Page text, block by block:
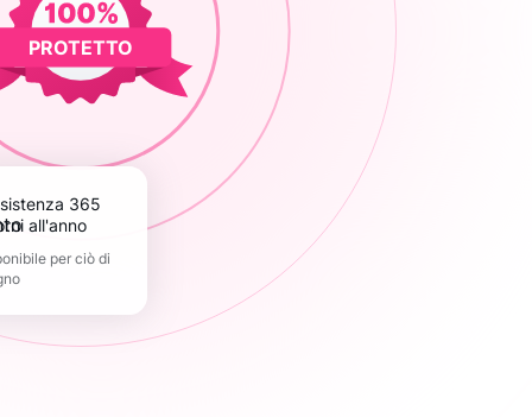
PROTETTO
all'anno
per ciò di